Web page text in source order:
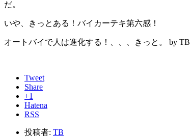
だ。
いや、きっとある！バイカーテキ第六感！
オートバイで人は進化する！、、、きっと。 by TB
Tweet
Share
+1
Hatena
RSS
投稿者: TB